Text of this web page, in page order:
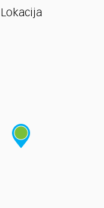
Lokacija